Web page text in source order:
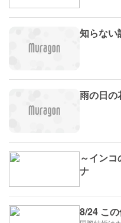
知らない
雨の日の
～イン
ナ
8/24 こ